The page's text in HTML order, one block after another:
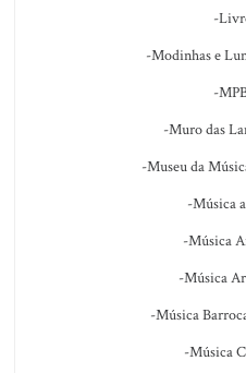
-
-Modinhas e
-
-Muro das
-Museu da
-Música
-Música
-Música
-Música
-Música